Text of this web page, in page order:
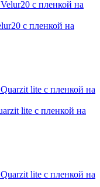
с пленкой на
lite с пленкой на